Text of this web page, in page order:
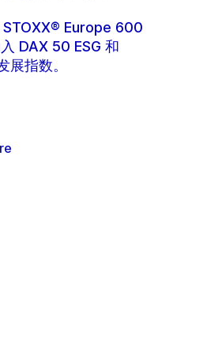
STOXX® Europe 600
DAX 50 ESG 和
展指数。